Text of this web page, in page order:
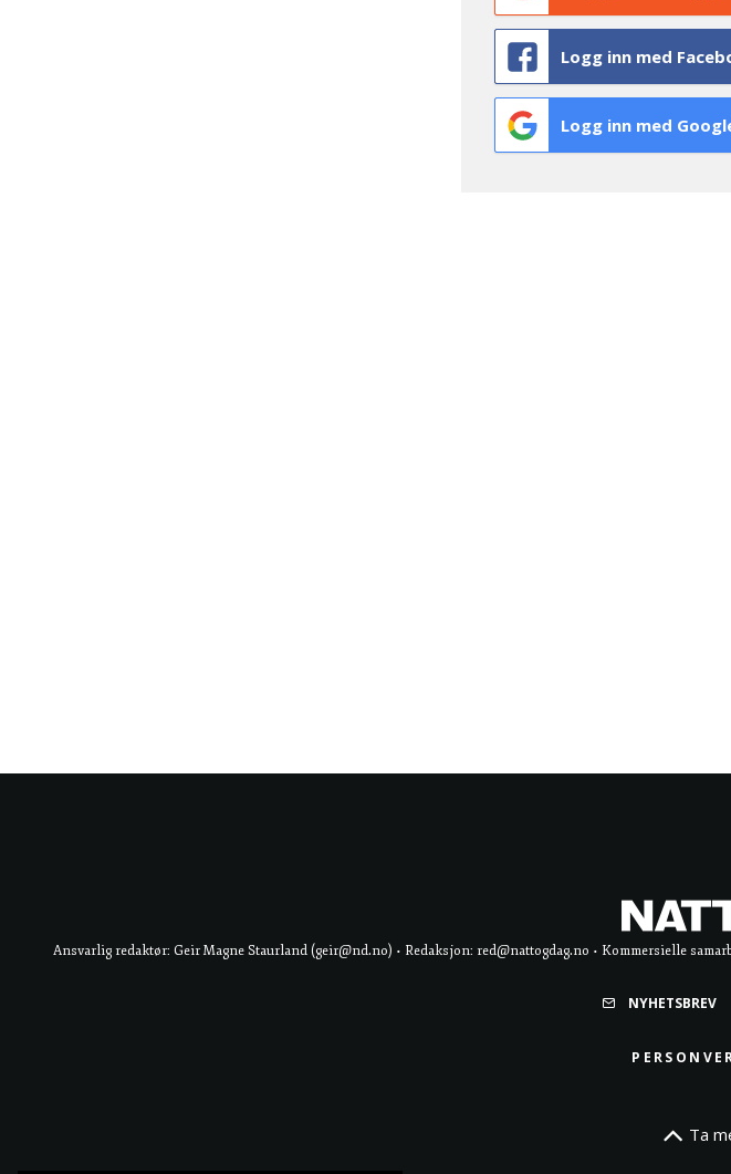
Logg inn med
Logg inn med
Ansvarlig redaktør: Geir Magne Staurland (geir@nd.no) • Redaksjon: red@nattogdag.no • Kommersielle
NYHETSBREV
Ta